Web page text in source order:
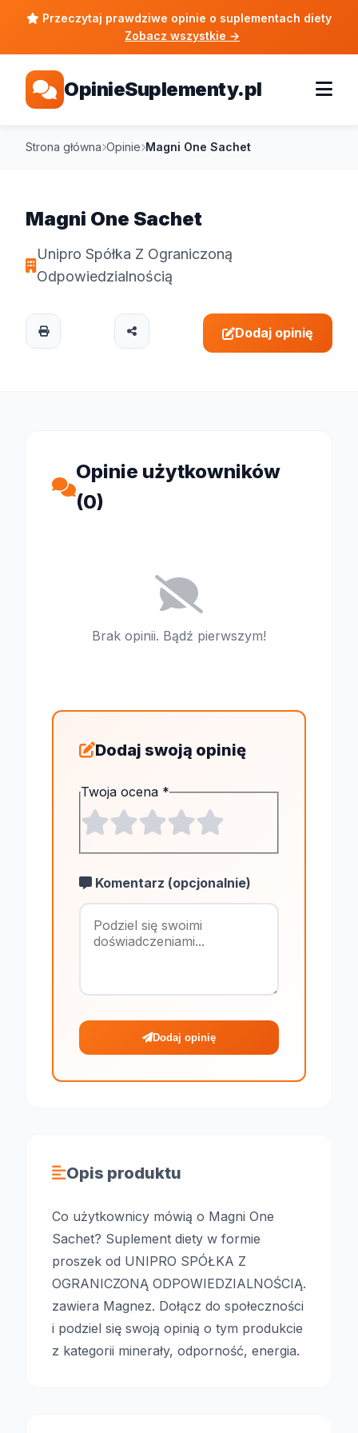
Przeczytaj prawdziwe opinie o suplementach diety
Zobacz wszystkie →
OpinieSuplementy.pl
Strona główna Opinie Magni One Sachet
Magni One Sachet
Unipro Spółka Z Ograniczoną
Odpowiedzialnością
Dodaj opinię
Opinie użytkowników
(0)
Brak opinii. Bądź pierwszym!
Dodaj swoją opinię
Twoja ocena *
Komentarz (opcjonalnie)
Maksymalnie
Dodaj opinię
Opis produktu
Co użytkownicy mówią o Magni One
Sachet? Suplement diety w formie
proszek od UNIPRO SPÓŁKA Z
OGRANICZONĄ ODPOWIEDZIALNOŚCIĄ.
zawiera Magnez. Dołącz do społeczności
i podziel się swoją opinią o tym produkcie
z kategorii minerały, odporność, energia.